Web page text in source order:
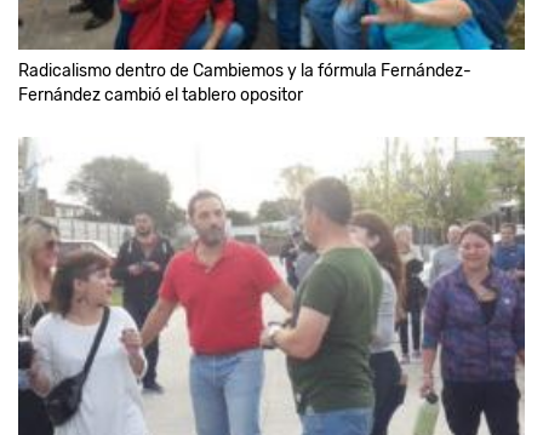
Radicalismo dentro de Cambiemos y la fórmula Fernández-
Fernández cambió el tablero opositor